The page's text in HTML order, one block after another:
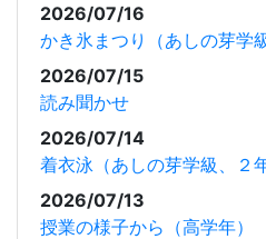
2026/07/16
かき氷まつり（あしの芽学級
2026/07/15
読み聞かせ
2026/07/14
着衣泳（あしの芽学級、２
2026/07/13
授業の様子から（高学年）